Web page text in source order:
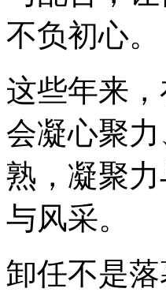
不负初心。
这些年来
会凝心聚
熟，凝聚
与风采。
卸任不是